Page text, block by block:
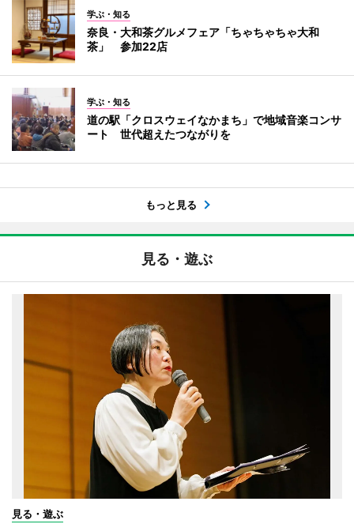
学ぶ・知る
奈良・大和茶グルメフェア「ちゃちゃちゃ大和
茶」 参加22店
学ぶ・知る
道の駅「クロスウェイなかまち」で地域音楽コンサ
ート 世代超えたつながりを
もっと見る
見る・遊ぶ
見る・遊ぶ